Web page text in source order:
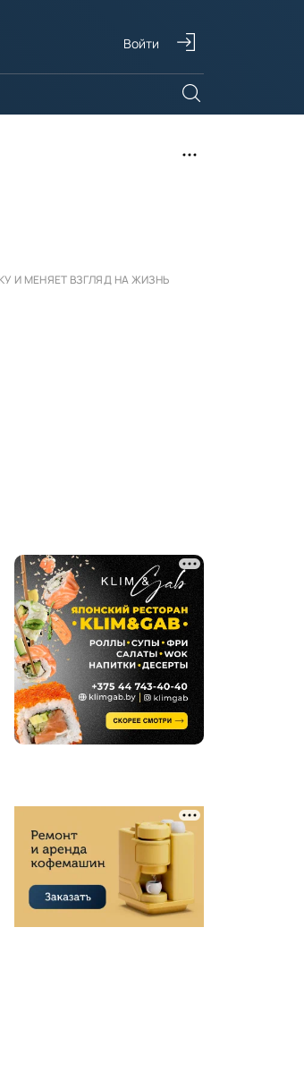
Войти
И МЕНЯЕТ ВЗГЛЯД НА ЖИЗНЬ